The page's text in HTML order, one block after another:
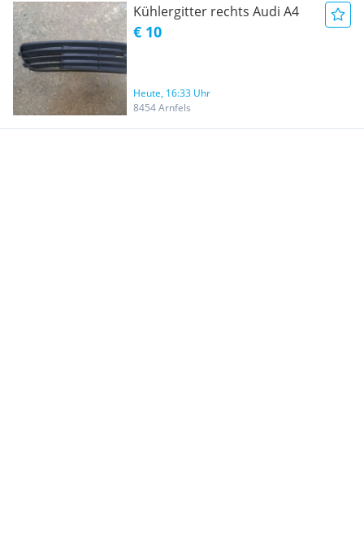
Kühlergitter rechts Audi A4
€ 10
Heute, 16:33 Uhr
8454 Arnfels